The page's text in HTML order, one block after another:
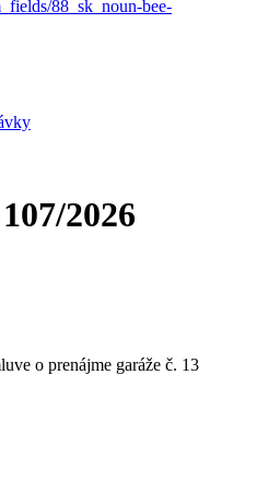
2026
o prenájme garáže č. 13